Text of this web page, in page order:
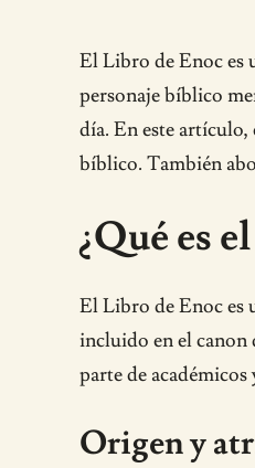
El Libro de Enoc es
personaje bíblico
día. En este
bíblico. También
¿Qué es
El Libro de Enoc es
incluido en el canon
parte de
Origen y